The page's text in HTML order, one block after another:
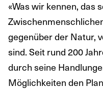
«Was wir kennen, das
gegenüber der Natur,
sind. Seit rund 200
durch seine
Möglichkeiten den